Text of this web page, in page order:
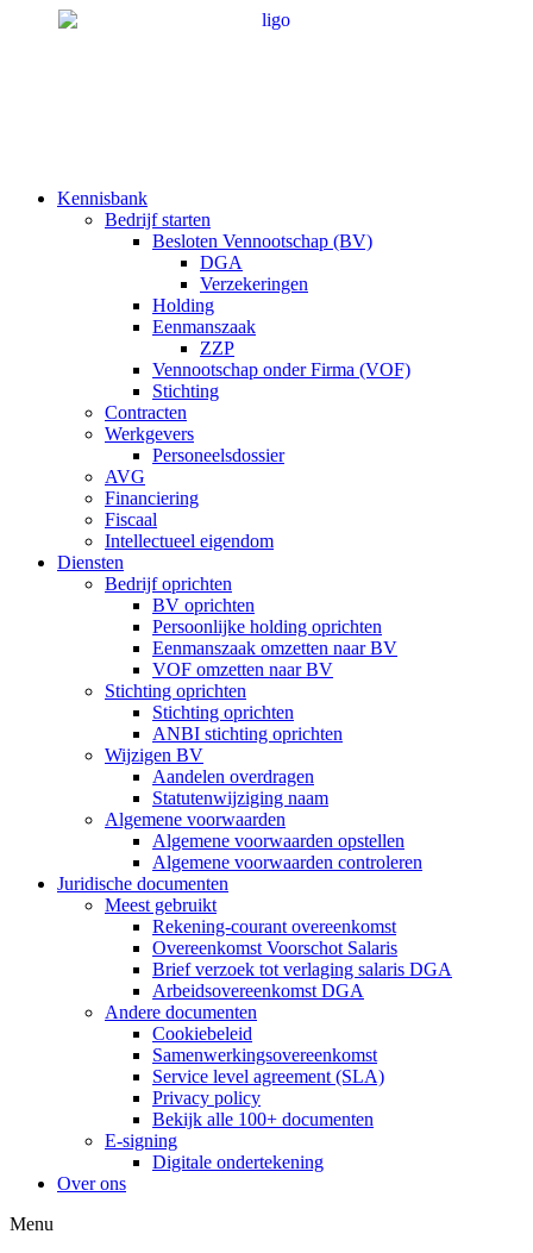
Kennisbank
Bedrijf starten
Besloten Vennootschap (BV)
DGA
Verzekeringen
Holding
Eenmanszaak
ZZP
Vennootschap onder Firma (VOF)
Stichting
Contracten
Werkgevers
Personeelsdossier
AVG
Financiering
Fiscaal
Intellectueel eigendom
Diensten
Bedrijf oprichten
BV oprichten
Persoonlijke holding oprichten
Eenmanszaak omzetten naar BV
VOF omzetten naar BV
Stichting oprichten
Stichting oprichten
ANBI stichting oprichten
Wijzigen BV
Aandelen overdragen
Statutenwijziging naam
Algemene voorwaarden
Algemene voorwaarden opstellen
Algemene voorwaarden controleren
Juridische documenten
Meest gebruikt
Rekening-courant overeenkomst
Overeenkomst Voorschot Salaris
Brief verzoek tot verlaging salaris DGA
Arbeidsovereenkomst DGA
Andere documenten
Cookiebeleid
Samenwerkingsovereenkomst
Service level agreement (SLA)
Privacy policy
Bekijk alle 100+ documenten
E-signing
Digitale ondertekening
Over ons
Menu